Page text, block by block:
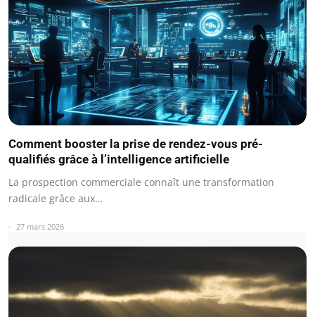
Comment booster la prise de rendez-vous pré-
qualifiés grâce à l’intelligence artificielle
La prospection commerciale connaît une transformation
radicale grâce aux…
27 mars 2026